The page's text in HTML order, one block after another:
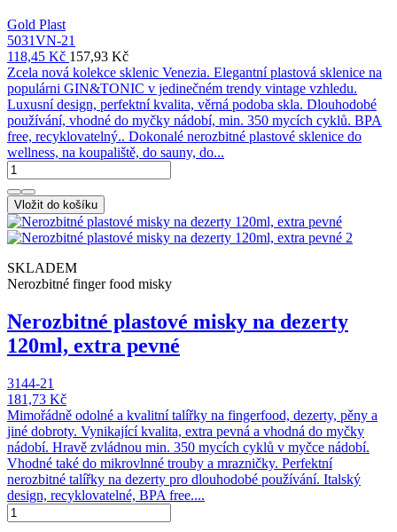
Gold Plast
5031VN-21
118,45 Kč 157,93 Kč
Zcela nová kolekce sklenic Venezia. Elegantní plastová sklenice na
populárni GIN&TONIC v jedinečném trendy vintage vzhledu.
Luxusní design, perfektní kvalita, věrná podoba skla. Dlouhodobé
používání, vhodné do myčky nádobí, min. 350 mycích cyklů. BPA
free, recyklovatelný.. Dokonalé nerozbitné plastové sklenice do
wellness, na koupaliště, do sauny, do...
Vložit do košíku
SKLADEM
Nerozbitné finger food misky
Nerozbitné plastové misky na dezerty
120ml, extra pevné
3144-21
181,73 Kč
Mimořádně odolné a kvalitní talířky na fingerfood, dezerty, pěny a
jiné dobroty. Vynikající kvalita, extra pevná a vhodná do myčky
nádobí. Hravě zvládnou min. 350 mycích cyklů v myčce nádobí.
Vhodné také do mikrovlnné trouby a mrazničky. Perfektní
nerozbitné talířky na dezerty pro dlouhodobé používání. Italský
design, recyklovatelné, BPA free....